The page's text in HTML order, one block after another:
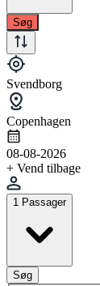
Søg
Svendborg
Copenhagen
08-08-2026
+ Vend tilbage
1 Passager
Søg